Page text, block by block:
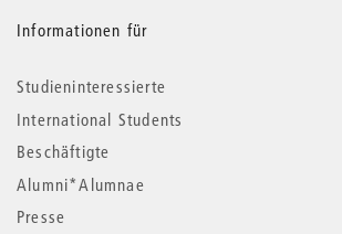
Informationen für
Studieninteressierte
International Students
Beschäftigte
Alumni*Alumnae
Presse